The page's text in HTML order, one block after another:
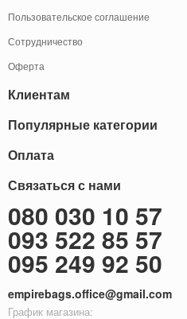
Пользовательское соглашение
Сотрудничество
Оферта
Клиентам
Блог
Обмен и Возврат
Карта сайта
Бонусы
Доставка за границу
Популярные категории
Мужские кожаные сумки
Саквояжи
Мужские кожаные кошельки
Мужские клатчи
Женские сумки
Женские кожаные сумки
Оплата
Оплату товаров можно
осуществить
Наличными
Наложенный платёж (Оплата при
Через терминал (Только самовывоз)
Оплата на расчетный счет ФОП 2-ая
Связаться с нами
080 030 10 57
093 522 85 57
095 249 92 50
empirebags.office@gmail.com
График магазина: